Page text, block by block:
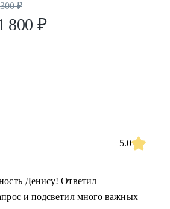
₽
800 ₽
5.0
Денису! Ответил
и подсветил много важных